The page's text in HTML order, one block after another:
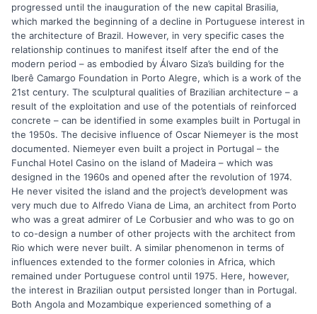
progressed until the inauguration of the new capital Brasilia,
which marked the beginning of a decline in Portuguese interest in
the architecture of Brazil. However, in very specific cases the
relationship continues to manifest itself after the end of the
modern period – as embodied by Álvaro Siza’s building for the
Iberê Camargo Foundation in Porto Alegre, which is a work of the
21st century. The sculptural qualities of Brazilian architecture – a
result of the exploitation and use of the potentials of reinforced
concrete – can be identified in some examples built in Portugal in
the 1950s. The decisive influence of Oscar Niemeyer is the most
documented. Niemeyer even built a project in Portugal – the
Funchal Hotel Casino on the island of Madeira – which was
designed in the 1960s and opened after the revolution of 1974.
He never visited the island and the project’s development was
very much due to Alfredo Viana de Lima, an architect from Porto
who was a great admirer of Le Corbusier and who was to go on
to co-design a number of other projects with the architect from
Rio which were never built. A similar phenomenon in terms of
influences extended to the former colonies in Africa, which
remained under Portuguese control until 1975. Here, however,
the interest in Brazilian output persisted longer than in Portugal.
Both Angola and Mozambique experienced something of a